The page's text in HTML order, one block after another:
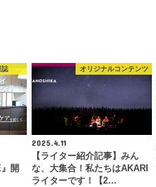
誌
開
オリジナルコンテンツ
2025.4.11
【ライター紹介記事】みん
な、大集合！私たちはAKARI
ライターです！【2…